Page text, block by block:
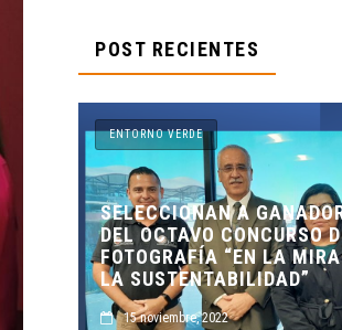
POST RECIENTES
DE
DE
ENTORNO VERDE
ENTORNO VERDE Y
PRESENTES EN EL
MUERTOS FCC, UANL.
2 noviembre, 2022